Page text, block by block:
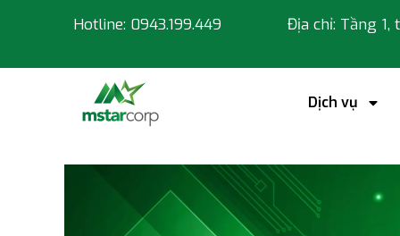
Hotline: 0943.199.449 Địa chỉ: Tầng 1,
Dịch vụ